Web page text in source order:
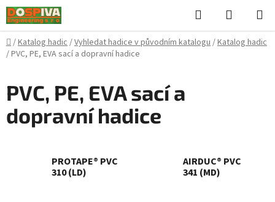
Přejít
na
obsah
Hledat
KOŠÍK
Domů
/Katalog hadic/Vyhledat hadice v původním katalogu/Katalog hadic
/PVC, PE, EVA sací a dopravní hadice
PVC, PE, EVA sací a
dopravní hadice
PROTAPE® PVC
310 (LD)
AIRDUC® PVC
341 (MD)